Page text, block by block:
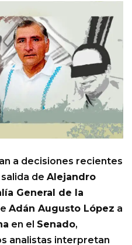
a decisiones recientes
de Alejandro
General de la
Adán Augusto López a
en el Senado,
analistas interpretan